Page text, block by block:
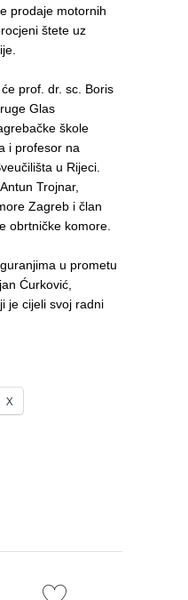
prodaje motornih
štete uz
prof. dr. sc. Boris
Glas
škole
i profesor na
u Rijeci.
Trojnar,
Zagreb i član
obrtničke komore.
u prometu
Ćurković,
je cijeli svoj radni
X